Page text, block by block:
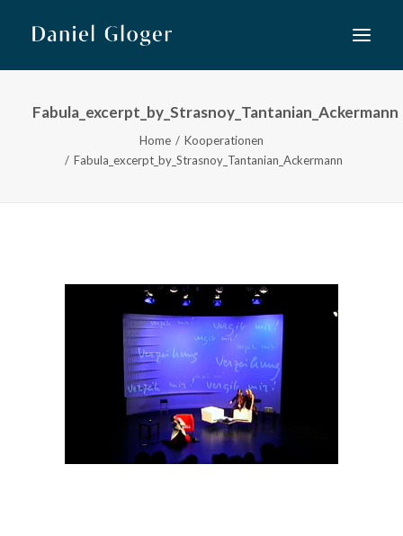
Home
Musiktheater
Kooperationen
Fabula_excerpt_by_Strasnoy_Tantanian_Ackermann
Home
Kooperationen
Fabula_excerpt_by_Strasnoy_Tantanian_Ackermann